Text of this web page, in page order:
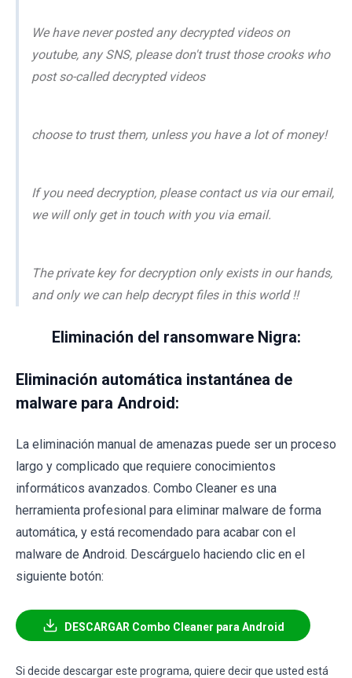
We have never posted any decrypted videos on
youtube, any SNS, please don't trust those crooks who
post so-called decrypted videos
choose to trust them, unless you have a lot of money!
If you need decryption, please contact us via our email,
we will only get in touch with you via email.
The private key for decryption only exists in our hands,
and only we can help decrypt files in this world !!
Eliminación del ransomware Nigra:
Eliminación automática instantánea de
malware para Android:
La eliminación manual de amenazas puede ser un proceso
largo y complicado que requiere conocimientos
informáticos avanzados. Combo Cleaner es una
herramienta profesional para eliminar malware de forma
automática, y está recomendado para acabar con el
malware de Android. Descárguelo haciendo clic en el
siguiente botón:
DESCARGAR Combo Cleaner para Android
Si decide descargar este programa, quiere decir que usted está